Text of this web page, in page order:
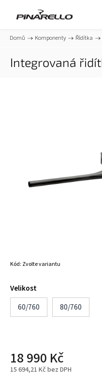
Domů / Komponenty / Řídítka /
Integrovaná
Kód: Zvolte variantu
Velikost
60/760
80/760
18 990 Kč
15 694,21 Kč bez DPH